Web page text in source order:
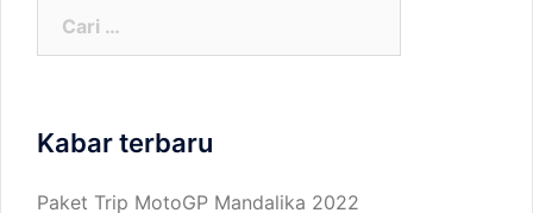
Kabar terbaru
Paket Trip MotoGP Mandalika 2022